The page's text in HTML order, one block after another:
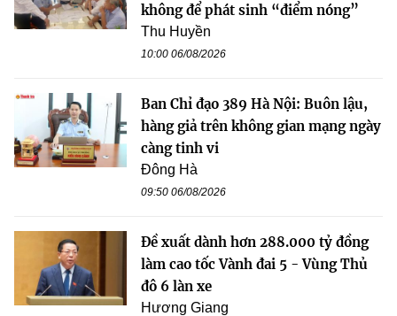
không để phát sinh “điểm nóng”
Thu Huyền
10:00 06/08/2026
Ban Chỉ đạo 389 Hà Nội: Buôn lậu,
hàng giả trên không gian mạng ngày
càng tinh vi
Đông Hà
09:50 06/08/2026
Đề xuất dành hơn 288.000 tỷ đồng
làm cao tốc Vành đai 5 - Vùng Thủ
đô 6 làn xe
Hương Giang